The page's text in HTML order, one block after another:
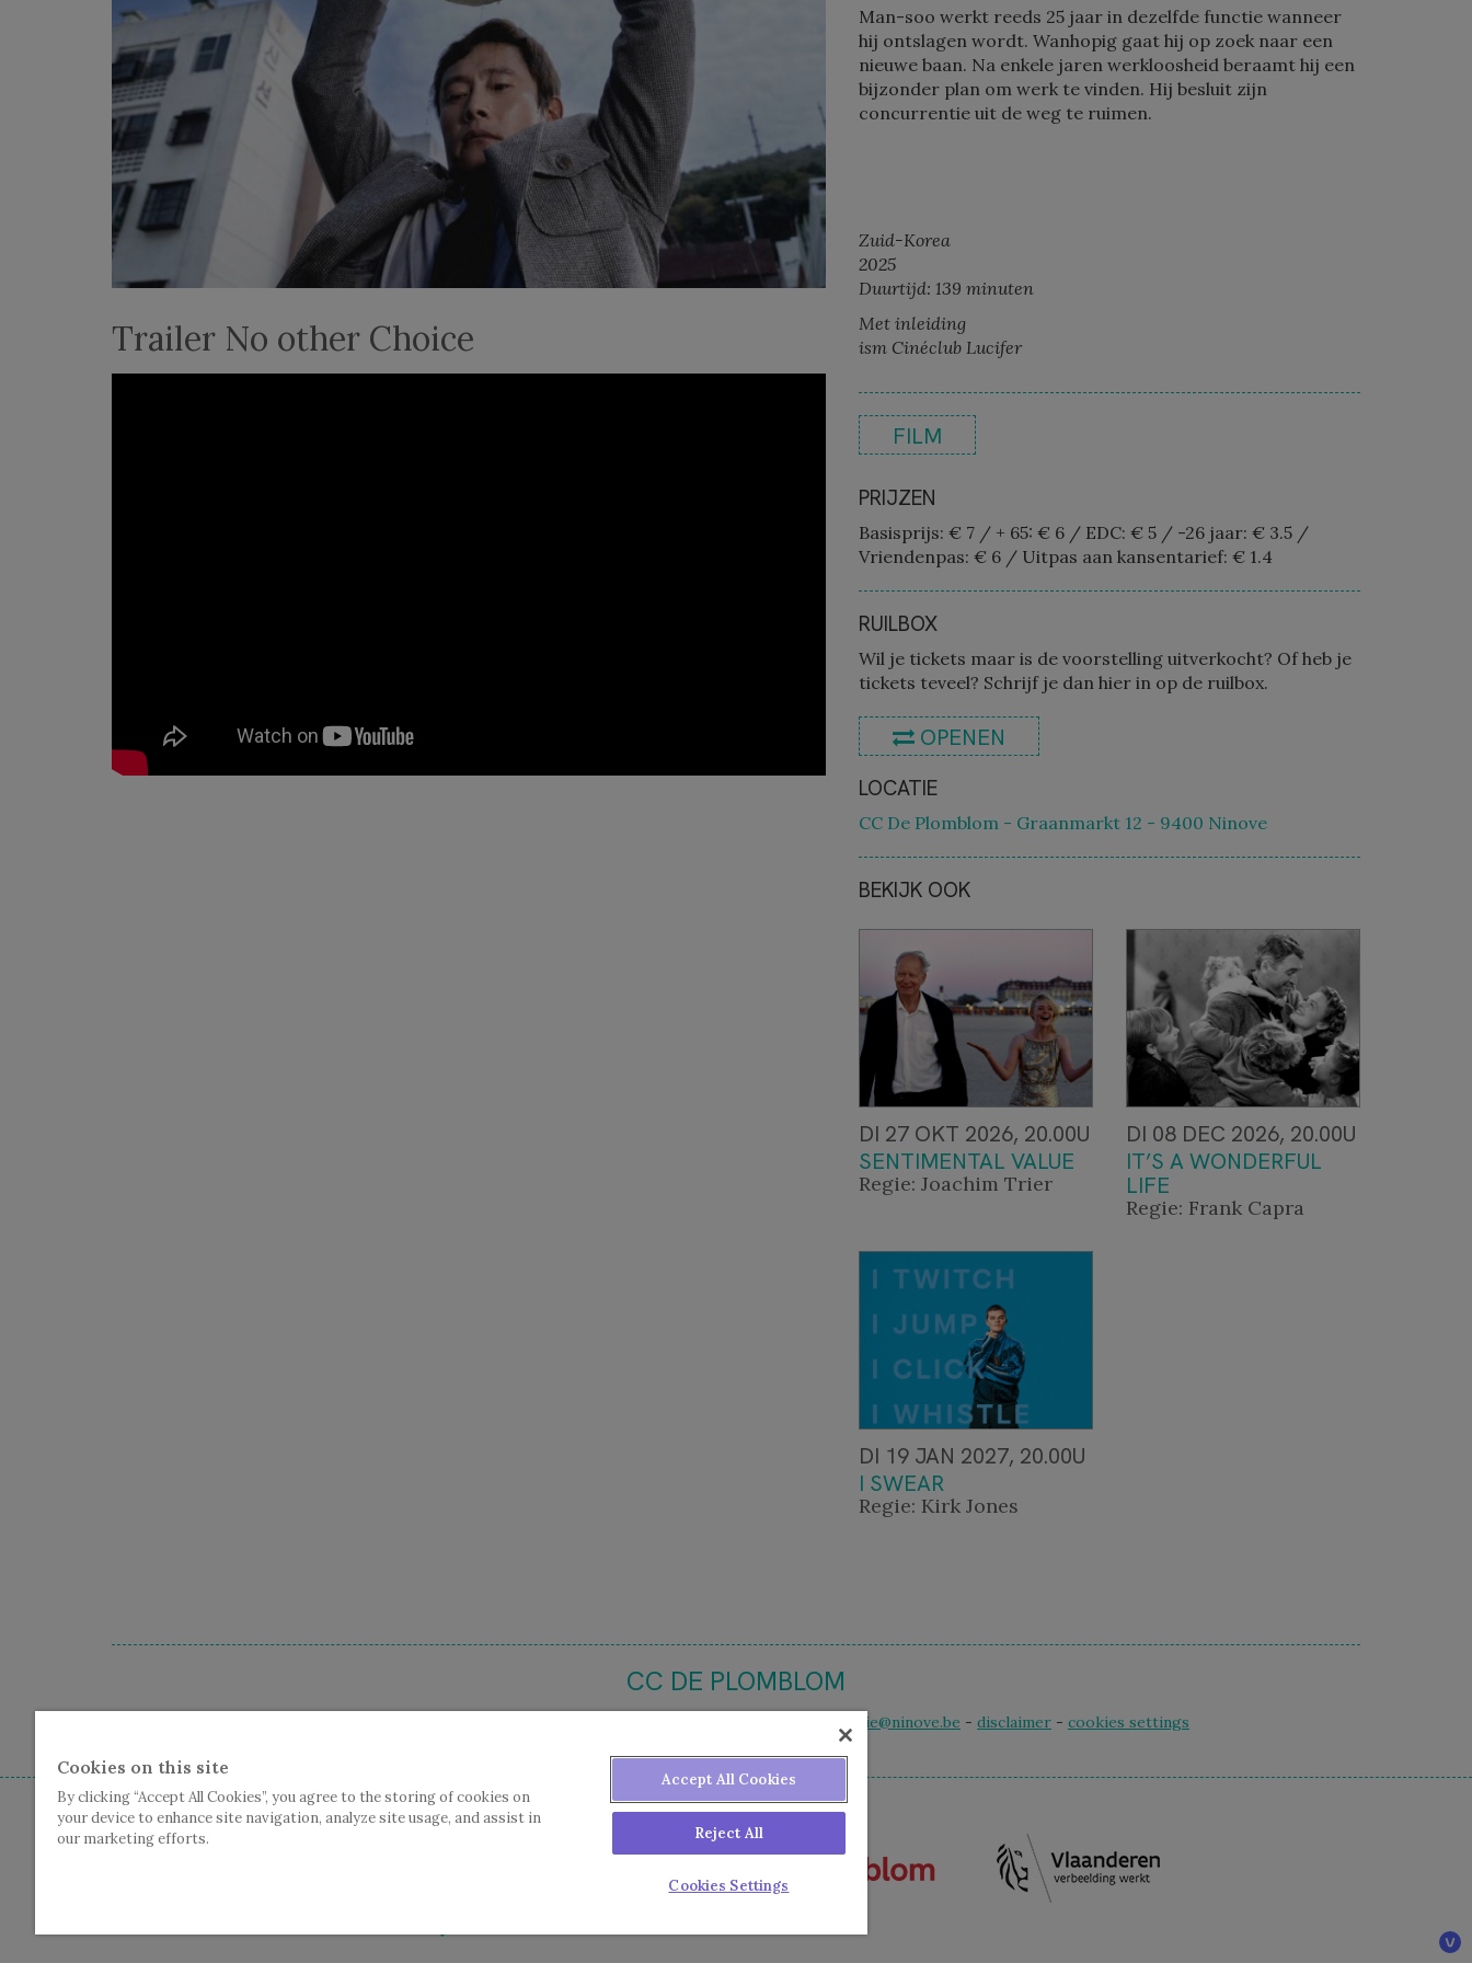
LEZING/LITERATUUR
TE GAST
Trailer No other Choice
Man-soo werkt reeds 25 jaar in dezelfde functie wanneer
hij ontslagen wordt. Wanhopig gaat hij op zoek naar een
nieuwe baan. Na enkele jaren werkloosheid beraamt hij een
bijzonder plan om werk te vinden. Hij besluit zijn
concurrentie uit de weg te ruimen.
Zuid-Korea
2025
Duurtijd: 139 minuten
Met inleiding
ism Cinéclub Lucifer
FILM
PRIJZEN
Basisprijs: € 7 / + 65: € 6 / EDC: € 5 / -26 jaar: € 3.5 /
Vriendenpas: € 6 / Uitpas aan kansentarief: € 1.4
RUILBOX
Wil je tickets maar is de voorstelling uitverkocht? Of heb je
tickets teveel? Schrijf je dan hier in op de ruilbox.
OPENEN
LOCATIE
CC De Plomblom - Graanmarkt 12 - 9400 Ninove
BEKIJK OOK
DI 27 OKT 2026, 20.00U
SENTIMENTAL VALUE
Regie: Joachim Trier
DI 08 DEC 2026, 20.00U
IT’S A WONDERFUL
LIFE
Regie: Frank Capra
DI 19 JAN 2027, 20.00U
I SWEAR
Regie: Kirk Jones
CC DE PLOMBLOM
ccbalie@ninove.be - disclaimer - cookies settings
Cookies on this site
By clicking “Accept All Cookies”, you agree to the storing of cookies on
your device to enhance site navigation, analyze site usage, and assist in
our marketing efforts.
Accept All Cookies
Reject All
Cookies Settings